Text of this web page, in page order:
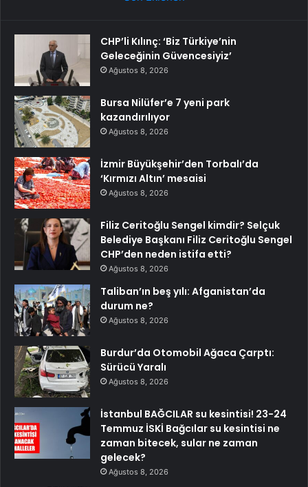
CHP’li Kılınç: ‘Biz Türkiye’nin
Geleceğinin Güvencesiyiz’
Ağustos 8, 2026
Bursa Nilüfer’e 7 yeni park
kazandırılıyor
Ağustos 8, 2026
İzmir Büyükşehir’den Torbalı’da
‘Kırmızı Altın’ mesaisi
Ağustos 8, 2026
Filiz Ceritoğlu Sengel kimdir? Selçuk
Belediye Başkanı Filiz Ceritoğlu Sengel
CHP’den neden istifa etti?
Ağustos 8, 2026
Taliban’ın beş yılı: Afganistan’da
durum ne?
Ağustos 8, 2026
Burdur’da Otomobil Ağaca Çarptı:
Sürücü Yaralı
Ağustos 8, 2026
İstanbul BAĞCILAR su kesintisi! 23-24
Temmuz İSKİ Bağcılar su kesintisi ne
zaman bitecek, sular ne zaman
gelecek?
Ağustos 8, 2026